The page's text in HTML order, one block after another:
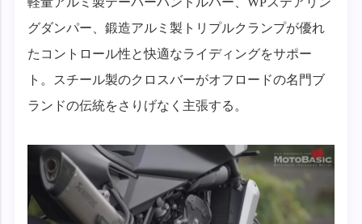
グダンパー、鍛造アルミ製トリプルクランプが優れ
たコントロール性と快適なライディングをサポー
ト。スチール製のクロスバーがオフロードの名門ブ
ランドの伝統をさりげなく主張する。